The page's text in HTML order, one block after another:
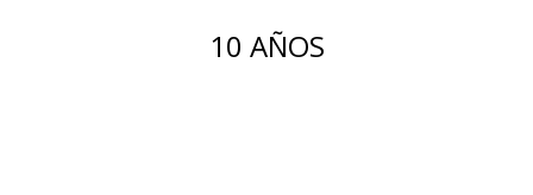
10 AÑOS